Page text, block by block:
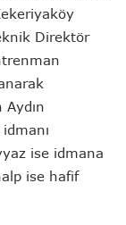
Direktör
ise idmana
ise hafif